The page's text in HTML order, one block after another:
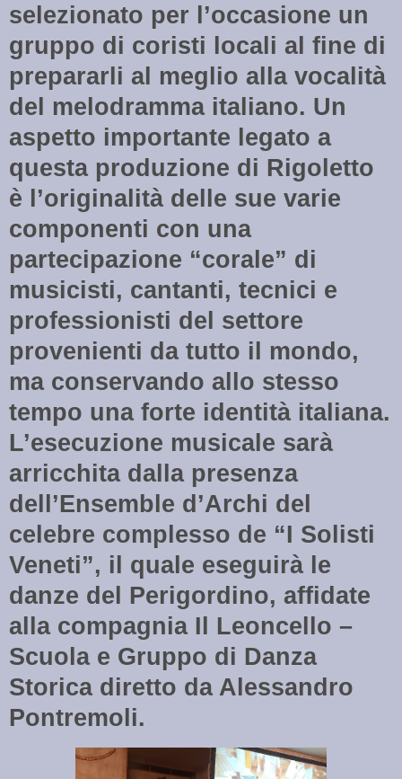
selezionato per l’occasione un
gruppo di coristi locali al fine di
prepararli al meglio alla vocalità
del melodramma italiano. Un
aspetto importante legato a
questa produzione di Rigoletto
è l’originalità delle sue varie
componenti con una
partecipazione “corale” di
musicisti, cantanti, tecnici e
professionisti del settore
provenienti da tutto il mondo,
ma conservando allo stesso
tempo una forte identità italiana.
L’esecuzione musicale sarà
arricchita dalla presenza
dell’Ensemble d’Archi del
celebre complesso de “I Solisti
Veneti”, il quale eseguirà le
danze del Perigordino, affidate
alla compagnia Il Leoncello –
Scuola e Gruppo di Danza
Storica diretto da Alessandro
Pontremoli.